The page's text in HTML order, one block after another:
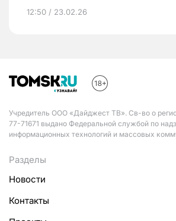
12:50 / 23.02.26
Учредитель ООО «Дайджест ТВ». Св-во о
77-71671 выдано Федеральной службой по
информационных технологий и массовых
Разделы
Новости
Контакты